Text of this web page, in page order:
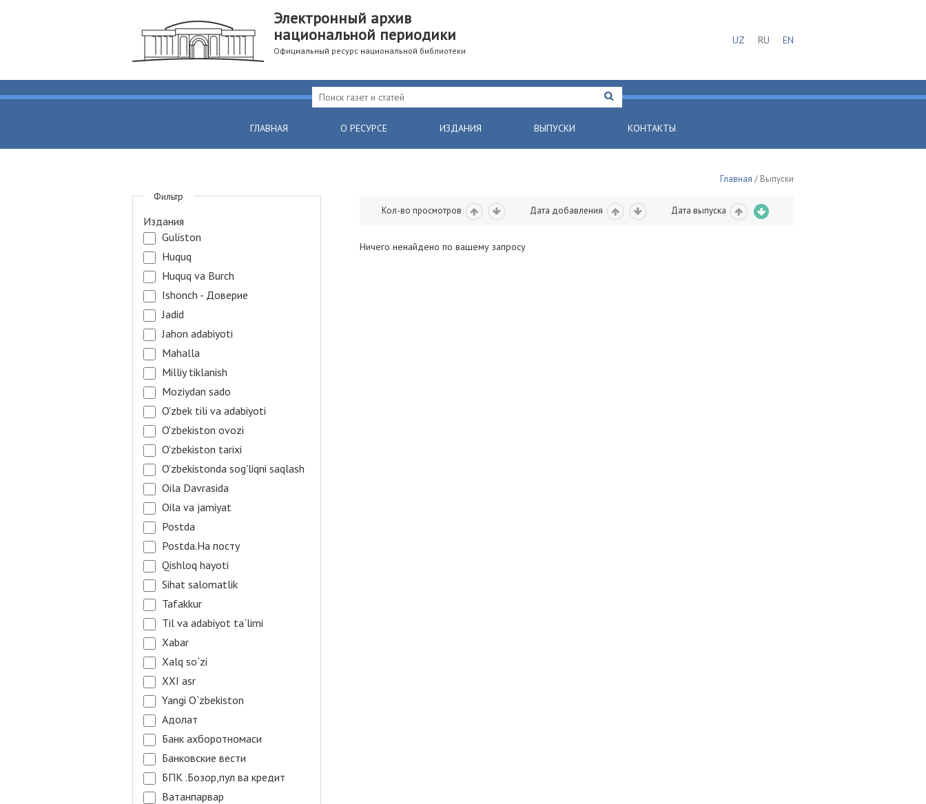
Электронный архив
национальной периодики
Официальный ресурс национальной библиотеки
UZ RU EN
ГЛАВНАЯ О РЕСУРСЕ ИЗДАНИЯ ВЫПУСКИ КОНТАКТЫ
Главная / Выпуски
Кол-во просмотров Дата добавления Дата выпуска
Ничего ненайдено по вашему запросу
Фильтр
Издания
Guliston
Huquq
Huquq va Burch
Ishonch - Доверие
Jadid
Jahon adabiyoti
Mahalla
Milliy tiklanish
Moziydan sado
O'zbek tili va adabiyoti
O'zbekiston ovozi
O'zbekiston tarixi
O'zbekistonda sog'liqni saqlash
Oila Davrasida
Oila va jamiyat
Postda
Postda.На посту
Qishloq hayoti
Sihat salomatlik
Tafakkur
Til va adabiyot ta`limi
Xabar
Xalq so`zi
XXI asr
Yangi O`zbekiston
Адолат
Банк ахборотномаси
Банковские вести
БПК .Бозор,пул ва кредит
Ватанпарвар